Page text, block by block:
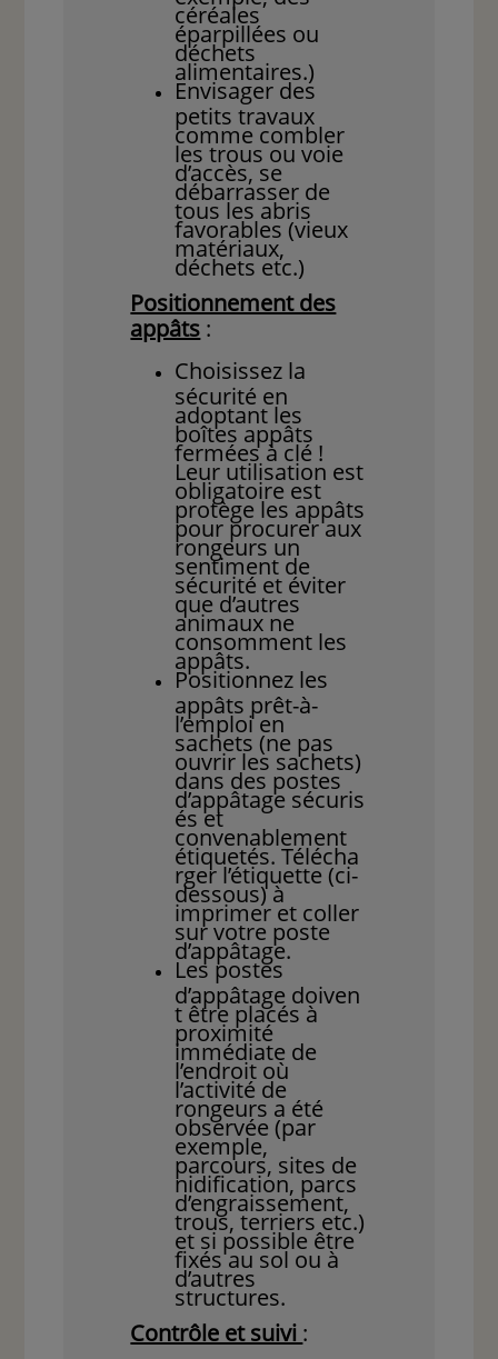
céréales
éparpillées ou
déchets
alimentaires.)
Envisager des
petits travaux
comme combler
les trous ou voie
d’accès, se
débarrasser de
tous les abris
favorables (vieux
matériaux,
déchets etc.)
Positionnement des
appâts :
Choisissez la
sécurité en
adoptant les
boîtes appâts
fermées à clé !
Leur utilisation est
obligatoire est
protège les appâts
pour procurer aux
rongeurs un
sentiment de
sécurité et éviter
que d’autres
animaux ne
consomment les
appâts.
Positionnez les
appâts prêt-à-
l’emploi en
sachets (ne pas
ouvrir les sachets)
dans des postes
d’appâtage sécuris
és et
convenablement
étiquetés. Télécha
rger l’étiquette (ci-
dessous) à
imprimer et coller
sur votre poste
d’appâtage.
Les postes
d’appâtage doiven
t être placés à
proximité
immédiate de
l’endroit où
l’activité de
rongeurs a été
observée (par
exemple,
parcours, sites de
nidification, parcs
d’engraissement,
trous, terriers etc.)
et si possible être
fixés au sol ou à
d’autres
structures.
Contrôle et suivi :